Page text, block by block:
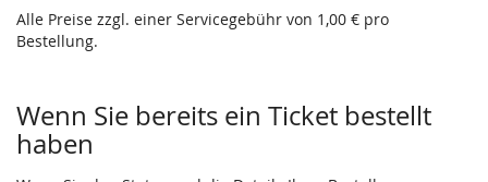
Alle Preise zzgl. einer Servicegebühr von 1,00 € pro
Bestellung.
Wenn Sie bereits ein Ticket bestellt
haben